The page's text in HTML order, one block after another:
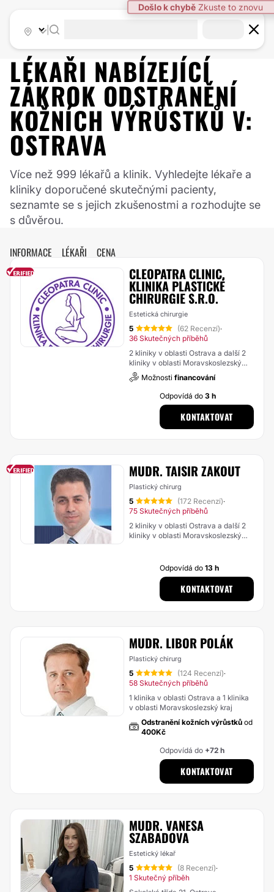
LÉKAŘI NABÍZEJÍCÍ
ZÁKROK ODSTRANĚNÍ
KOŽNÍCH VÝRŮSTKŮ V:
OSTRAVA
Více než 999 lékařů a klinik. Vyhledejte lékaře a
kliniky doporučené skutečnými pacienty,
seznamte se s jejich zkušenostmi a rozhodujte se
s důvěrou.
INFORMACE LÉKAŘI CENA
CLEOPATRA CLINIC,
KLINIKA PLASTICKÉ
CHIRURGIE S.R.O.
Estetická chirurgie
5 (62 Recenzí)·
36 Skutečných příběhů
2 kliniky v oblasti Ostrava a další 2
kliniky v oblasti Moravskoslezský
kraj
Možnosti financování
Odpovídá do3 h
KONTAKTOVAT
MUDR. TAISIR ZAKOUT
Plastický chirurg
5 (172 Recenzí)·
75 Skutečných příběhů
2 kliniky v oblasti Ostrava a další 2
kliniky v oblasti Moravskoslezský
Odpovídá do13 h
KONTAKTOVAT
MUDR. LIBOR POLÁK
Plastický chirurg
5 (124 Recenzí)·
58 Skutečných příběhů
1 klinika v oblasti Ostrava a 1 klinika
v oblasti Moravskoslezský kraj
Odstranění kožních výrůstků od
400Kč
Odpovídá do +72 h
KONTAKTOVAT
MUDR. VANESA
SZABADOVA
Estetický lékař
5 (8 Recenzí)·
1 Skutečný příběh